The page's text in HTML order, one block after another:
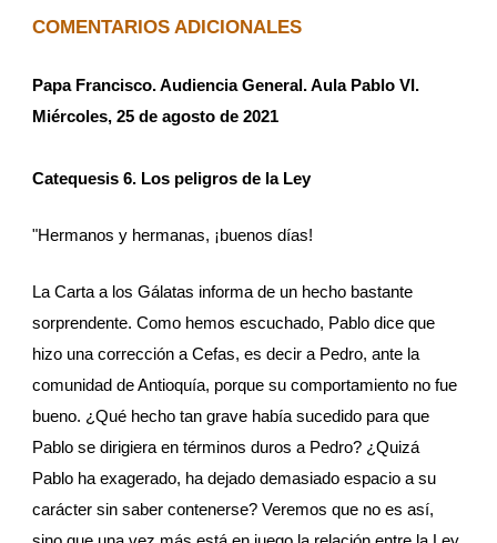
COMENTARIOS ADICIONALES
Papa Francisco. Audiencia General. Aula Pablo VI.
Miércoles, 25 de agosto de 2021
Catequesis 6. Los peligros de la Ley
"Hermanos y hermanas, ¡buenos días!
La Carta a los Gálatas informa de un hecho bastante
sorprendente. Como hemos escuchado, Pablo dice que
hizo una corrección a Cefas, es decir a Pedro, ante la
comunidad de Antioquía, porque su comportamiento no fue
bueno. ¿Qué hecho tan grave había sucedido para que
Pablo se dirigiera en términos duros a Pedro? ¿Quizá
Pablo ha exagerado, ha dejado demasiado espacio a su
carácter sin saber contenerse? Veremos que no es así,